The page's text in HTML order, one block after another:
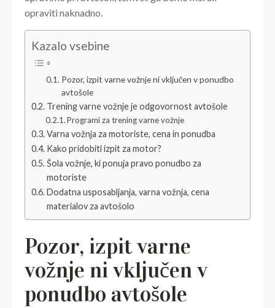
opraviti naknadno.
Kazalo vsebine
Pozor, izpit varne vožnje ni vključen v ponudbo
avtošole
Trening varne vožnje je odgovornost avtošole
Programi za trening varne vožnje
Varna vožnja za motoriste, cena in ponudba
Kako pridobiti izpit za motor?
Šola vožnje, ki ponuja pravo ponudbo za
motoriste
Dodatna usposabljanja, varna vožnja, cena
materialov za avtošolo
Pozor, izpit varne
vožnje ni vključen v
ponudbo avtošole